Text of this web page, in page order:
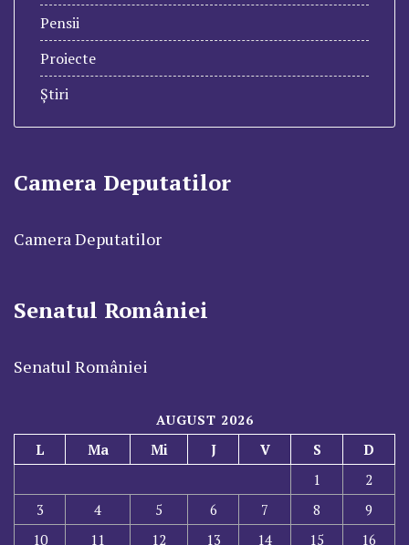
Pensii
Proiecte
Știri
Camera Deputatilor
Camera Deputatilor
Senatul României
Senatul României
AUGUST 2026
L Ma Mi J V S
D
1
2
3
4 5 6 7 8
9
10
11 12 13 14 15
16